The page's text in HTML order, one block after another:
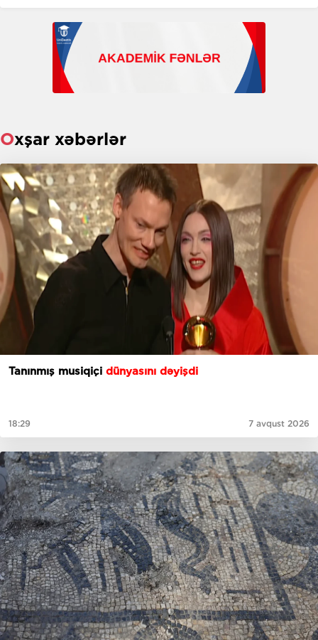
Oxşar xəbərlər
Tanınmış musiqiçi dünyasını dəyişdi
18:29 7 avqust 2026